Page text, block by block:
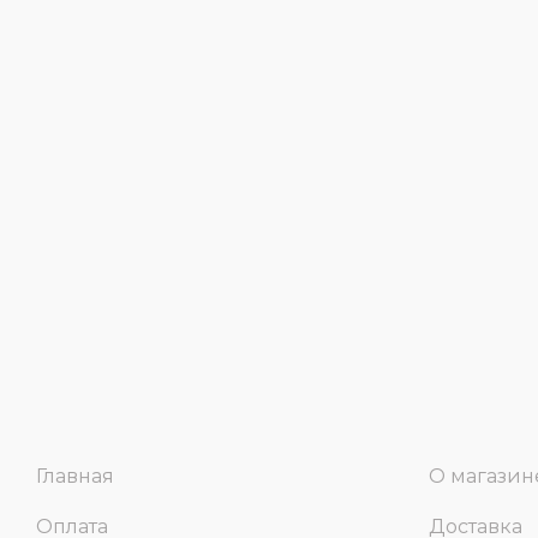
Главная О
Оплата Доставка